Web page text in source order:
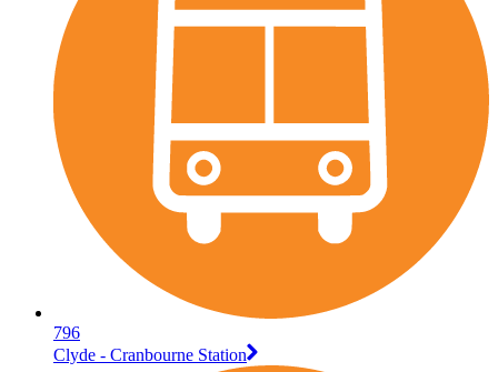
796
Clyde - Cranbourne Station